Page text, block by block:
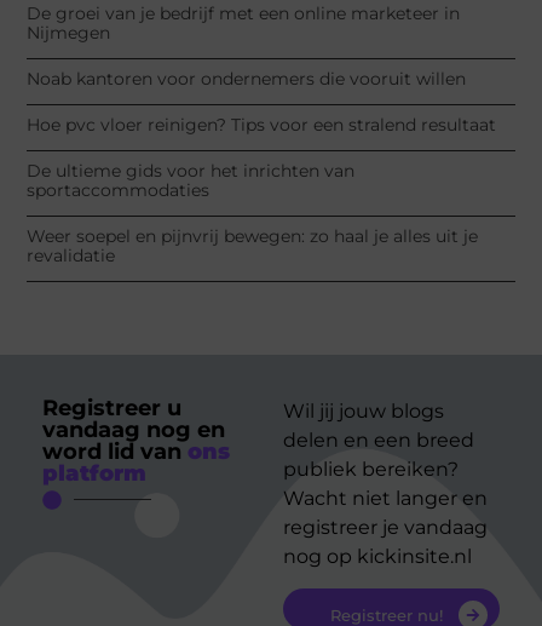
De groei van je bedrijf met een online marketeer in
Nijmegen
Noab kantoren voor ondernemers die vooruit willen
Hoe pvc vloer reinigen? Tips voor een stralend resultaat
De ultieme gids voor het inrichten van
sportaccommodaties
Weer soepel en pijnvrij bewegen: zo haal je alles uit je
revalidatie
Registreer u
vandaag nog en
word lid van ons
platform
Wil jij jouw blogs
delen en een breed
publiek bereiken?
Wacht niet langer en
registreer je vandaag
nog op kickinsite.nl
Registreer nu!